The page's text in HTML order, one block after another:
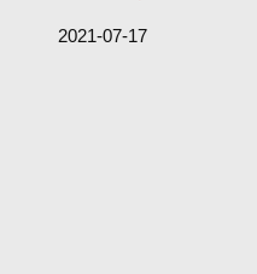
2021-07-17